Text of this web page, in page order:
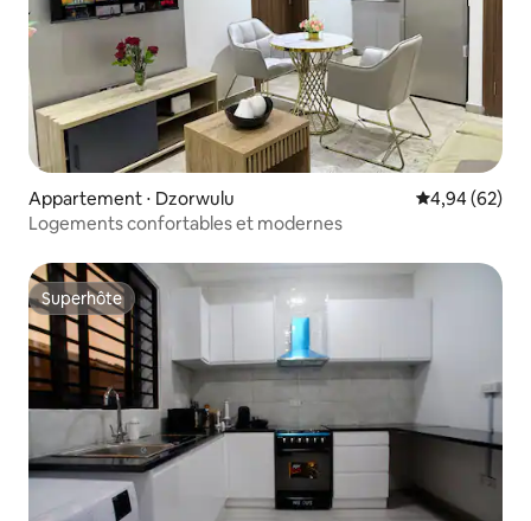
Appartement ⋅ Dzorwulu Évaluation
4,94 (62)
Logements confortables et modernes
Superhôte
Superhôte